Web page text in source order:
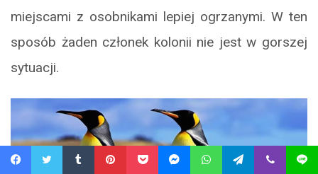
miejscami z osobnikami lepiej ogrzanymi. W ten
sposób żaden członek kolonii nie jest w gorszej
sytuacji.